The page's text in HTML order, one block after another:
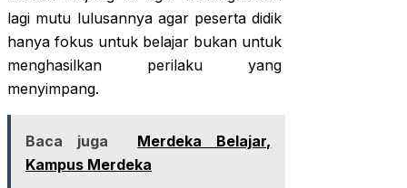
lagi mutu lulusannya agar peserta didik
hanya fokus untuk belajar bukan untuk
menghasilkan perilaku yang
menyimpang.
Baca juga
Merdeka Belajar,
Kampus Merdeka